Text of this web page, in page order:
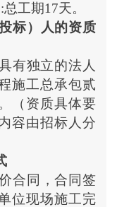
工期17天。
标）人的资质
有独立的法人
施工总承包贰
（资质具体要
容由招标人分
合同，合同签
位现场施工完